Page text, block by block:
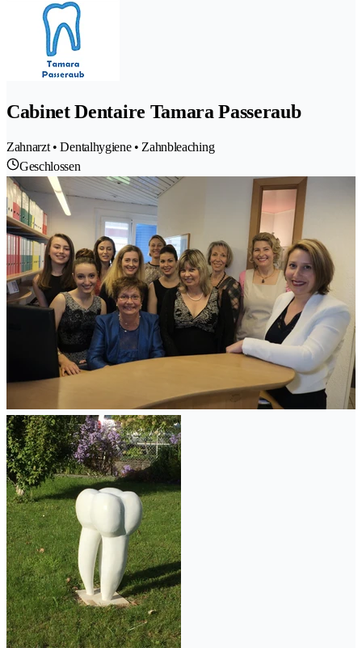
Cabinet Dentaire Tamara Passeraub
Zahnarzt • Dentalhygiene • Zahnbleaching
Geschlossen